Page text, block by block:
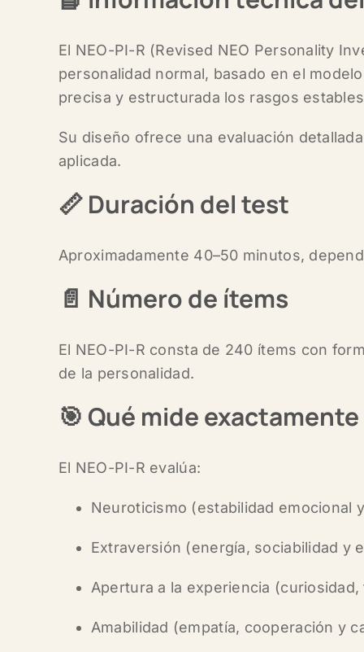
El NEO-PI-R (Revised NEO Personality
personalidad normal, basado en el
precisa y estructurada los rasgos
Su diseño ofrece una evaluación
aplicada.
📏Duración del test
Aproximadamente 40–50 minutos,
📄 Número de ítems
El NEO-PI-R consta de 240 ítems con
de la personalidad.
🎯 Qué mide exactamente
El NEO-PI-R evalúa:
Neuroticismo (estabilidad emocional
Extraversión (energía, sociabilidad y
Apertura a la experiencia
Amabilidad (empatía, cooperación y